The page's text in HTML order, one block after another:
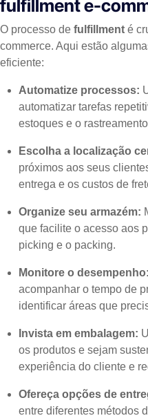
fulfillment e-
O processo de fulfillment é
commerce. Aqui estão
eficiente:
Automatize processos:
automatizar tarefas
estoques e o
Escolha a localização
próximos aos seus
entrega e os custos de
Organize seu armazém:
que facilite o acesso aos
picking e o packing.
Monitore o desempenho:
acompanhar o tempo de
identificar áreas que
Invista em embalagem:
os produtos e sejam
experiência do cliente e
Ofereça opções de
entre diferentes métodos